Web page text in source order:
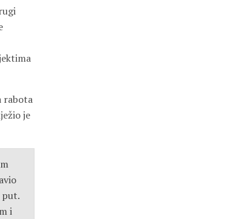
rabota
je
put.
i